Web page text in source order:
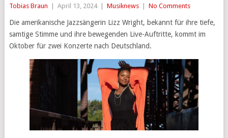
Tobias Braun April 13, 2024 Musiknews No Comments
Die amerikanische Jazzsängerin Lizz Wright, bekannt für ihre tiefe,
samtige Stimme und ihre bewegenden Live-Auftritte, kommt im
Oktober für zwei Konzerte nach Deutschland.